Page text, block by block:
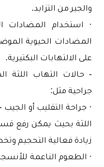
والجير من التزايد.
· استخدام المضادات
المضادات الحيوية
على الالتهابات البكتيرية.
- حالات التهاب اللثة
جراحية مثل:
· جراحة التقليب أو
اللثة بحيث يمكن رفع
زيادة فعالية التحجيم
· الطعوم الناعمة